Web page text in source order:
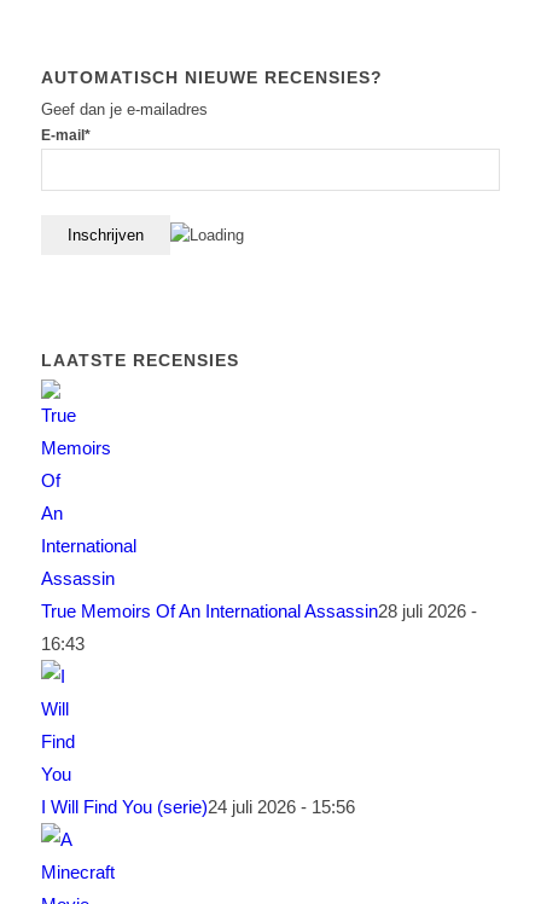
AUTOMATISCH NIEUWE RECENSIES?
Geef dan je e-mailadres
E-mail*
LAATSTE RECENSIES
True Memoirs Of An International Assassin28 juli 2026 -
16:43
I Will Find You (serie)24 juli 2026 - 15:56